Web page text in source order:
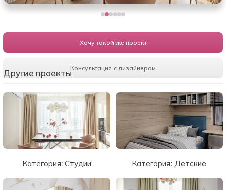
Хочу такой же проект
Консультация с дизайнером
Другие проекты
Категория:Студии Категория:Детские